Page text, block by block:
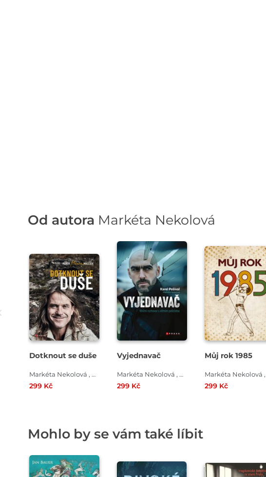
Od autora Markéta Nekolová
Dotknout se duše
Markéta Nekolová , Marek Holeček
299 Kč
Vyjednavač
Markéta Nekolová , Karel Pošíval
299 Kč
Můj rok 1985
299 Kč
Mohlo by se vám také líbit